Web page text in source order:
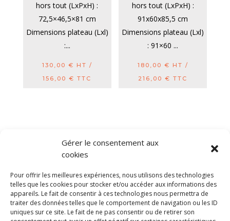
Gérer le consentement aux
cookies
Pour offrir les meilleures expériences, nous utilisons des technologies
telles que les cookies pour stocker et/ou accéder aux informations des
appareils. Le fait de consentir à ces technologies nous permettra de
traiter des données telles que le comportement de navigation ou les ID
uniques sur ce site. Le fait de ne pas consentir ou de retirer son
hors tout (LxPxH) :
72,5×46,5×81 cm
Dimensions plateau (Lxl)
:...
130,00 € HT /
156,00€ TTC
hors tout (LxPxH) :
91x60x85,5 cm
Dimensions plateau (Lxl)
: 91×60 ...
180,00 € HT /
216,00€ TTC
Diable electrique
Chariot porte panneau
Remorque a bras
CGV
Mentions légales
Politique de confidentialité et protection des
données
Paiement sécurisé
Gérer mes cookies